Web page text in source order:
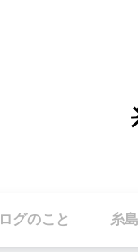
グのこと 糸